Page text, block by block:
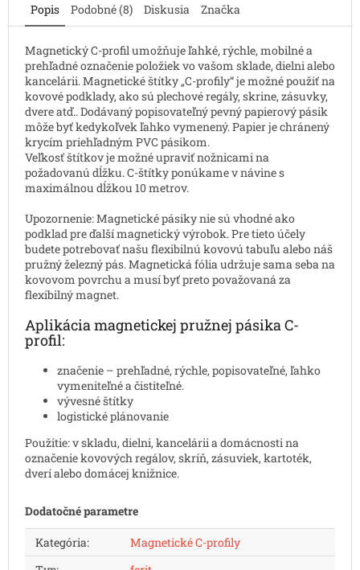
Popis Podobné (8) Diskusia Značka
Magnetický C-profil umožňuje ľahké, rýchle, mobilné a
prehľadné označenie položiek vo vašom sklade, dielni alebo
kancelárii. Magnetické štítky „C-profily“ je možné použiť na
kovové podklady, ako sú plechové regály, skrine, zásuvky,
dvere atď.. Dodávaný popisovateľný pevný papierový pásik
môže byť kedykoľvek ľahko vymenený. Papier je chránený
krycím priehľadným PVC pásikom.
Veľkosť štítkov je možné upraviť nožnicami na
požadovanú dĺžku. C-štítky ponúkame v návine s
maximálnou dĺžkou 10 metrov.
Upozornenie: Magnetické pásiky nie sú vhodné ako
podklad pre ďalší magnetický výrobok. Pre tieto účely
budete potrebovať našu flexibilnú kovovú tabuľu alebo náš
pružný železný pás. Magnetická fólia udržuje sama seba na
kovovom povrchu a musí byť preto považovaná za
flexibilný magnet.
Aplikácia magnetickej pružnej pásika C-
profil:
značenie – prehľadné, rýchle, popisovateľné, ľahko
vymeniteľné a čistiteľné.
vývesné štítky
logistické plánovanie
Použitie: v skladu, dielni, kancelárii a domácnosti na
označenie kovových regálov, skríň, zásuviek, kartoték,
dverí alebo domácej knižnice.
Dodatočné parametre
Kategória:
Magnetické C-profily